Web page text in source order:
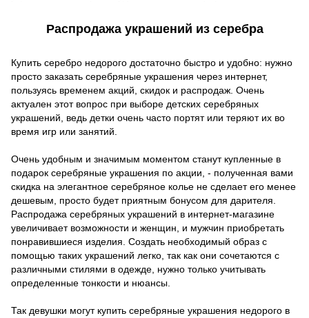
Распродажа украшений из серебра
Купить серебро недорого достаточно быстро и удобно: нужно
просто заказать серебряные украшения через интернет,
пользуясь временем акций, скидок и распродаж. Очень
актуален этот вопрос при выборе детских серебряных
украшений, ведь детки очень часто портят или теряют их во
время игр или занятий.
Очень удобным и значимым моментом станут купленные в
подарок серебряные украшения по акции, - полученная вами
скидка на элегантное серебряное колье не сделает его менее
дешевым, просто будет приятным бонусом для дарителя.
Распродажа серебряных украшений в интернет-магазине
увеличивает возможности и женщин, и мужчин приобретать
понравившиеся изделия. Создать необходимый образ с
помощью таких украшений легко, так как они сочетаются с
различными стилями в одежде, нужно только учитывать
определенные тонкости и нюансы.
Так девушки могут купить серебряные украшения недорого в